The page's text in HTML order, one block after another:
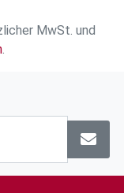
MwSt. und
.